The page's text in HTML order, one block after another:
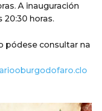
A inauguración
20:30 horas.
pódese consultar na